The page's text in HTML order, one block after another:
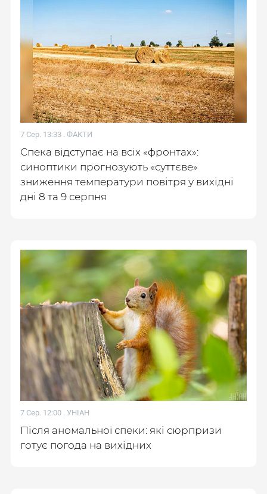
7 Сер. 13:33 . ФАКТИ
Спека відступає на всіх «фронтах»:
синоптики прогнозують «суттєве»
зниження температури повітря у вихідні
дні 8 та 9 серпня
7 Сер. 12:00 . УНІАН
Після аномальної спеки: які сюрпризи
готує погода на вихідних